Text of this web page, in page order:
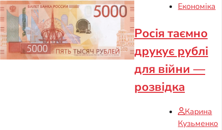
Економіка
Росія таємно
друкує рублі
для війни —
розвідка
Карина
Кузьменко